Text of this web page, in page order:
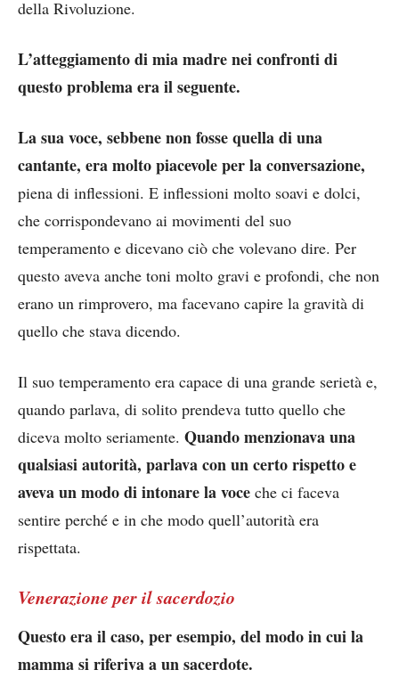
della Rivoluzione.
L’atteggiamento di mia madre nei confronti di
questo problema era il seguente.
La sua voce, sebbene non fosse quella di una
cantante, era molto piacevole per la conversazione,
piena di inflessioni. E inflessioni molto soavi e dolci,
che corrispondevano ai movimenti del suo
temperamento e dicevano ciò che volevano dire. Per
questo aveva anche toni molto gravi e profondi, che non
erano un rimprovero, ma facevano capire la gravità di
quello che stava dicendo.
Il suo temperamento era capace di una grande serietà e,
quando parlava, di solito prendeva tutto quello che
diceva molto seriamente. Quando menzionava una
qualsiasi autorità, parlava con un certo rispetto e
aveva un modo di intonare la voce che ci faceva
sentire perché e in che modo quell’autorità era
rispettata.
Venerazione per il sacerdozio
Questo era il caso, per esempio, del modo in cui la
mamma si riferiva a un sacerdote.